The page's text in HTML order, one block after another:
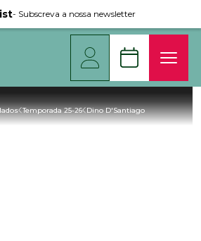
- Subscreva a nossa newsletter
Temporada 25-26 Dino D'Santiago